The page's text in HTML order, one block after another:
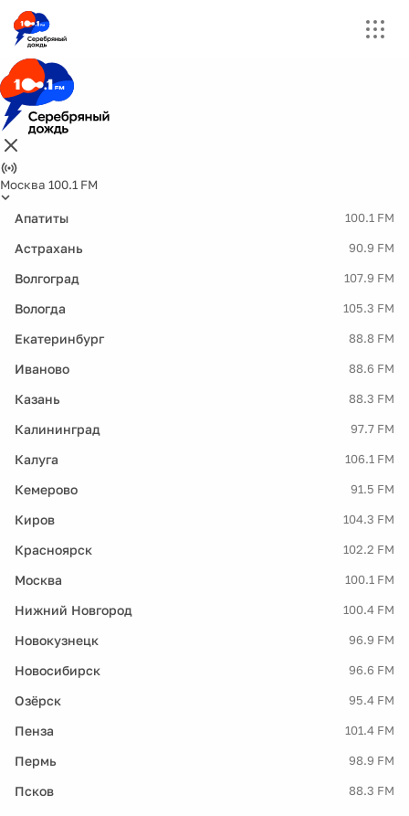
Москва 100.1 FM
Апатиты 100.1 FM
Астрахань 90.9 FM
Волгоград 107.9 FM
Вологда 105.3 FM
Екатеринбург 88.8 FM
Иваново 88.6 FM
Казань 88.3 FM
Калининград 97.7 FM
Калуга 106.1 FM
Кемерово 91.5 FM
Киров 104.3 FM
Красноярск 102.2 FM
Москва 100.1 FM
Нижний Новгород 100.4 FM
Новокузнецк 96.9 FM
Новосибирск 96.6 FM
Озёрск 95.4 FM
Пенза 101.4 FM
Пермь 98.9 FM
Псков 88.3 FM